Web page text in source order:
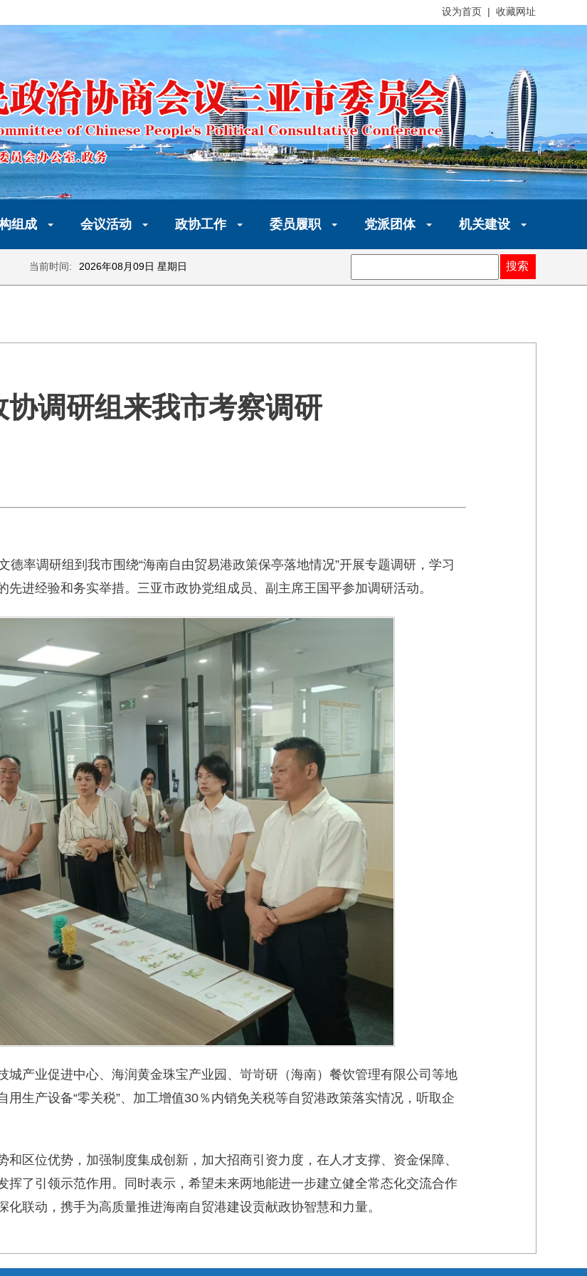
设为首页 | 收藏网址
组成 会议活动 政协工作 委员履职 党派团体 机关建设
当前时间: 2026年08月09日 星期日 搜索
协调研组来我市考察调研
德率调研组到我市围绕“海南自由贸易港政策保亭落地情况”开展专题调研，学习
进经验和务实举措。三亚市政协党组成员、副主席王国平参加调研活动。
城产业促进中心、海润黄金珠宝产业园、岢岢研（海南）餐饮管理有限公司等地
生产设备“零关税”、加工增值30％内销免关税等自贸港政策落实情况，听取企
区位优势，加强制度集成创新，加大招商引资力度，在人才支撑、资金保障、
挥了引领示范作用。同时表示，希望未来两地能进一步建立健全常态化交流合作
联动，携手为高质量推进海南自贸港建设贡献政协智慧和力量。